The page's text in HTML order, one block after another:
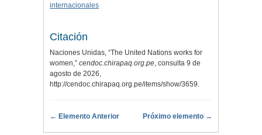
internacionales
Citación
Naciones Unidas, “The United Nations works for
women,” cendoc.chirapaq.org.pe, consulta 9 de
agosto de 2026,
http://cendoc.chirapaq.org.pe/items/show/3659.
← Elemento Anterior Próximo elemento →